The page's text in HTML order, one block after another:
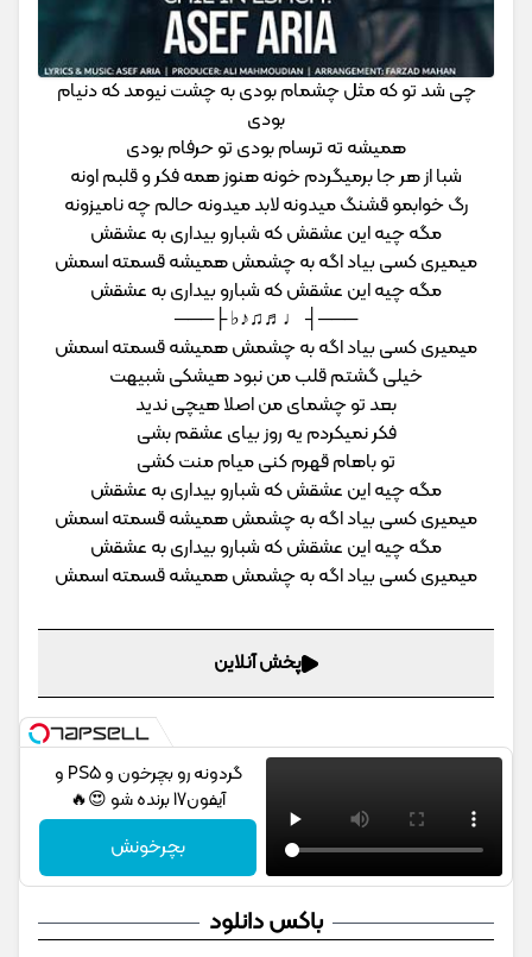
چی شد تو که مثل چشمام بودی به چشت نیومد که دنیام
بودی
همیشه ته ترسام بودی تو حرفام بودی
شبا از هر جا برمیگردم خونه هنوز همه فکر و قلبم اونه
رگ خوابمو قشنگ میدونه لابد میدونه حالم چه نامیزونه
مگه چیه این عشقش که شبارو بیداری به عشقش
میمیری کسی بیاد اگه به چشمش همیشه قسمته اسمش
مگه چیه این عشقش که شبارو بیداری به عشقش
───┤ ♩♬♫♪♭ ├───
میمیری کسی بیاد اگه به چشمش همیشه قسمته اسمش
خیلی گشتم قلب من نبود هیشکی شبیهت
بعد تو چشمای من اصلا هیچی ندید
فکر نمیکردم یه روز بیای عشقم بشی
تو باهام قهرم کنی میام منت کشی
مگه چیه این عشقش که شبارو بیداری به عشقش
میمیری کسی بیاد اگه به چشمش همیشه قسمته اسمش
مگه چیه این عشقش که شبارو بیداری به عشقش
میمیری کسی بیاد اگه به چشمش همیشه قسمته اسمش
پخش آنلاین
گردونه رو بچرخون و PS5 و
آیفون17 برنده شو 😍🔥
بچرخونش
باکس دانلود